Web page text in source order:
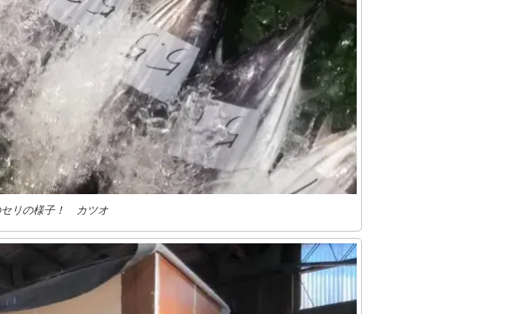
セリの様子！ カツオ